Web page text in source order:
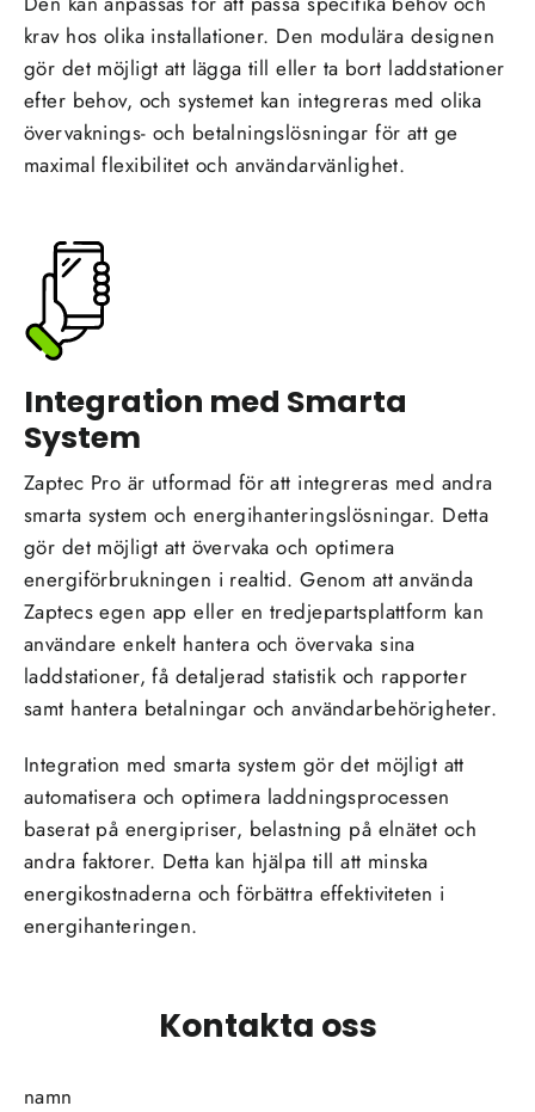
krav hos olika installationer. Den modulära designen
gör det möjligt att lägga till eller ta bort laddstationer
efter behov, och systemet kan integreras med olika
övervaknings- och betalningslösningar för att ge
maximal flexibilitet och användarvänlighet.
Integration med Smarta
System
Zaptec Pro är utformad för att integreras med andra
smarta system och energihanteringslösningar. Detta
gör det möjligt att övervaka och optimera
energiförbrukningen i realtid. Genom att använda
Zaptecs egen app eller en tredjepartsplattform kan
användare enkelt hantera och övervaka sina
laddstationer, få detaljerad statistik och rapporter
samt hantera betalningar och användarbehörigheter.
Integration med smarta system gör det möjligt att
automatisera och optimera laddningsprocessen
baserat på energipriser, belastning på elnätet och
andra faktorer. Detta kan hjälpa till att minska
energikostnaderna och förbättra effektiviteten i
energihanteringen.
Kontakta oss
namn